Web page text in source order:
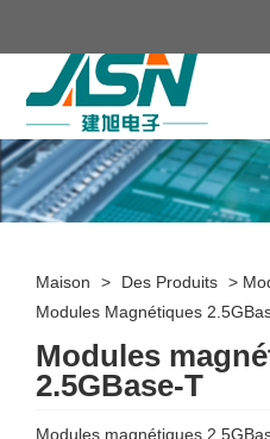
Maison > Des Produits >
Modules Magnétiques
Modules
2.5GBase-T
Modules magnétiques